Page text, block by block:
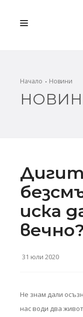
ПРОМОЦИИ
Начало Новини
иска
31 юли 2020
Не знам дали
нас води два